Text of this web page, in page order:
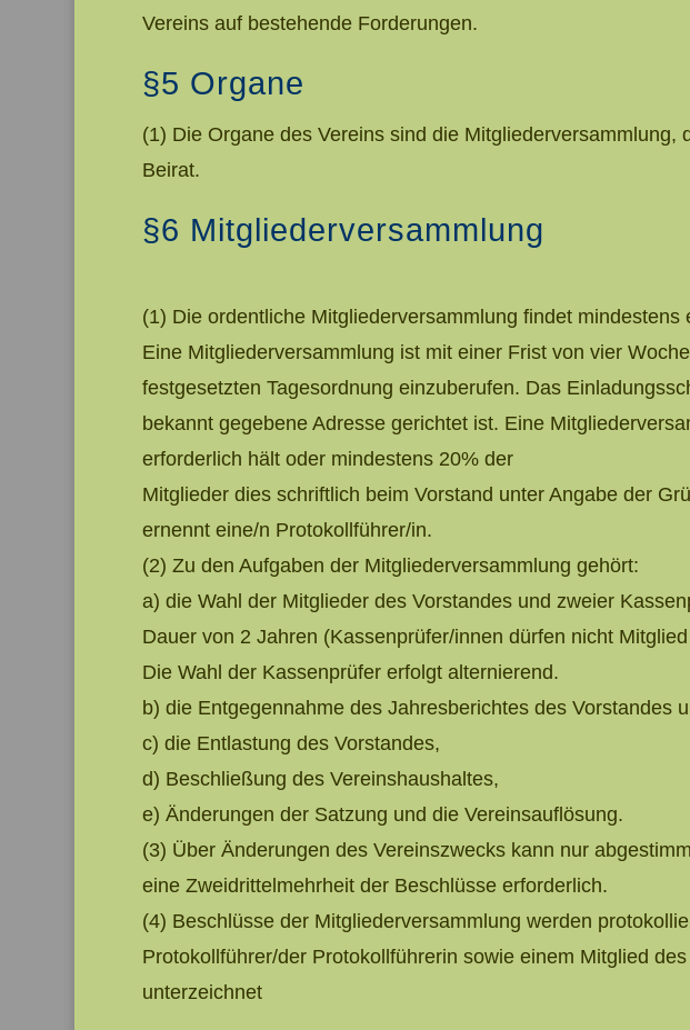
Vereins auf bestehende Forderungen.
§5 Organe
(1) Die Organe des Vereins sind die Mitgliederversammlung,
Beirat.
§6 Mitgliederversammlung
(1) Die ordentliche Mitgliederversammlung findet mindestens
Eine Mitgliederversammlung ist mit einer Frist von vier
festgesetzten Tagesordnung einzuberufen. Das
bekannt gegebene Adresse gerichtet ist. Eine
erforderlich hält oder mindestens 20% der
Mitglieder dies schriftlich beim Vorstand unter Angabe der
ernennt eine/n Protokollführer/in.
(2) Zu den Aufgaben der Mitgliederversammlung gehört:
a) die Wahl der Mitglieder des Vorstandes und zweier
Dauer von 2 Jahren (Kassenprüfer/innen dürfen nicht
Die Wahl der Kassenprüfer erfolgt alternierend.
b) die Entgegennahme des Jahresberichtes des
c) die Entlastung des Vorstandes,
d) Beschließung des Vereinshaushaltes,
e) Änderungen der Satzung und die Vereinsauflösung.
(3) Über Änderungen des Vereinszwecks kann nur
eine Zweidrittelmehrheit der Beschlüsse erforderlich.
(4) Beschlüsse der Mitgliederversammlung werden
Protokollführer/der Protokollführerin sowie einem Mitglied
unterzeichnet